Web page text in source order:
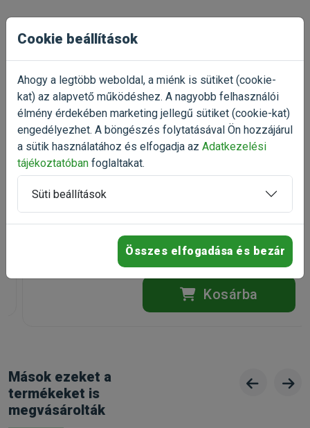
Gyártó:
JBL
Státusz:
Raktáron
Egységár:
Törékeny:
Nem
Állatorvosi:
Nem
Talán ezek is
érdekelnek
-10%
SZAT ClearWater Original K1
nitrátmegkötő műgyanta 150-250l
nitrátmegkötő műgyanta
Kiszerelés: 1 Csomag
Raktáron
4 890 Ft 5 433 Ft
Kosárba
Mások ezeket a
termékeket is
megvásárolták
Cookie beállítások
Ahogy a legtöbb weboldal, a miénk is sütiket (cookie-
kat) az alapvető működéshez. A nagyobb felhasználói
élmény érdekében marketing jellegű sütiket (cookie-kat)
engedélyezhet. A böngészés folytatásával Ön hozzájárul
a sütik használatához és elfogadja az Adatkezelési
tájékoztatóban foglaltakat.
Süti beállítások
Összes elfogadása és bezár